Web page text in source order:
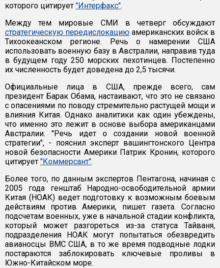
которого цитирует "Интерфакс".
Между тем мировые СМИ в четверг обсуждают
стратегическую передислокацию американских войск в
Тихоокеанском регионе. Речь о намерении США
использовать военную базу в Австралии, направив туда
в будущем году 250 морских пехотинцев. Постепенно
их численность будет доведена до 2,5 тысячи.
Официальные лица в США, прежде всего, сам
президент Барак Обама, настаивают, что это не связано
с опасениями по поводу стремительно растущей мощи и
влияния Китая. Однако аналитики как один убеждены,
что именно это лежит в основе выбора американцами
Австралии. "Речь идет о создании новой военной
стратегии", - пояснил эксперт вашингтонского Центра
новой безопасности Америки Патрик Кронин, которого
цитирует "Коммерсант".
Более того, по данным экспертов Пентагона, начиная с
2005 года генштаб Народно-освободительной армии
Китая (НОАК) ведет подготовку к возможным боевым
действиям против Америки, пишет газета. Согласно
подсчетам военных, уже в начальной стадии конфликта,
который может разгореться из-за статуса Тайваня,
подразделения НОАК могут попытаться обезвредить
авианосцы ВМС США, в то же время подводные лодки
постараются заблокировать ключевые проливы в
Южно-Китайском море.